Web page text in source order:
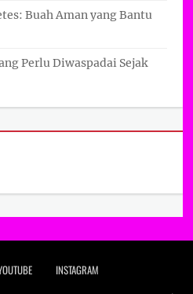
Buah Aman yang Bantu
Perlu Diwaspadai Sejak
INSTAGRAM